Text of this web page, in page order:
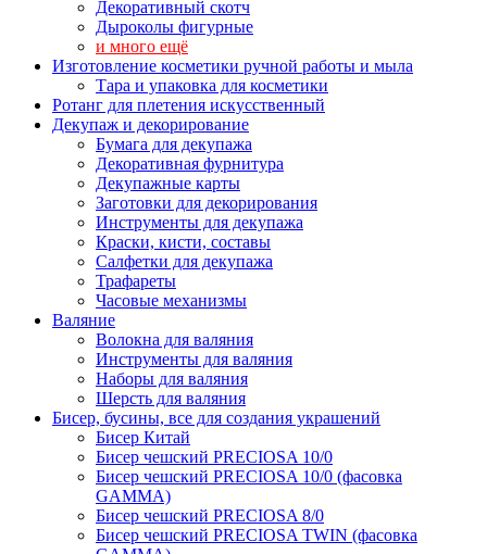
Декоративный скотч
Дыроколы фигурные
и много ещё
Изготовление косметики ручной работы и мыла
Тара и упаковка для косметики
Ротанг для плетения искусственный
Декупаж и декорирование
Бумага для декупажа
Декоративная фурнитура
Декупажные карты
Заготовки для декорирования
Инструменты для декупажа
Краски, кисти, составы
Салфетки для декупажа
Трафареты
Часовые механизмы
Валяние
Волокна для валяния
Инструменты для валяния
Наборы для валяния
Шерсть для валяния
Бисер, бусины, все для создания украшений
Бисер Китай
Бисер чешский PRECIOSA 10/0
Бисер чешский PRECIOSA 10/0 (фасовка
GAMMA)
Бисер чешский PRECIOSA 8/0
Бисер чешский PRECIOSA TWIN (фасовка